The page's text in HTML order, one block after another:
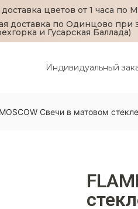
цветов от 1 часа по
доставка по Одинцово при
и Гусарская Баллада)
Индивидуальный
Свечи в матовом